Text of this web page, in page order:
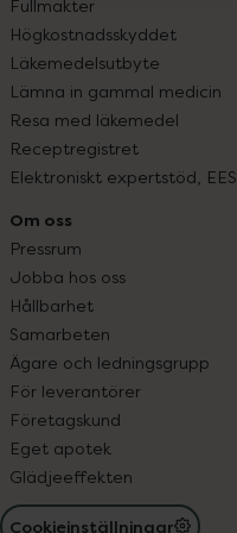
Fullmakter
Högkostnadsskyddet
Läkemedelsutbyte
Lämna in gammal medicin
Resa med läkemedel
Receptregistret
Elektroniskt expertstöd, EES
Om oss
Pressrum
Jobba hos oss
Hållbarhet
Samarbeten
Ägare och ledningsgrupp
För leverantörer
Företagskund
Eget apotek
Glädjeeffekten
Cookieinställningar